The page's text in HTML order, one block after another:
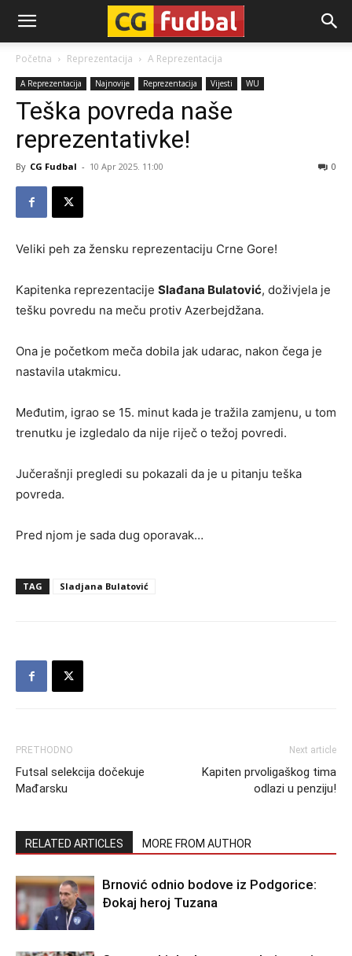
CG-
Fudbal
Početna Reprezentacija A Reprezentacija
A Reprezentacija Najnovije Reprezentacija Vijesti WU
Teška povreda naše
reprezentativke!
By CG Fudbal - 10 Apr 2025. 11:00 0
Veliki peh za žensku reprezentaciju Crne Gore!
Kapitenka reprezentacije Slađana Bulatović, doživjela je
tešku povredu na meču protiv Azerbejdžana.
Ona je početkom meča dobila jak udarac, nakon čega je
nastavila utakmicu.
Međutim, igrao se 15. minut kada je tražila zamjenu, u tom
trenutku je izgledalo da nije riječ o težoj povredi.
Jučerašnji pregledi su pokazali da je u pitanju teška
povreda.
Pred njom je sada dug oporavak…
TAG Sladjana Bulatović
PRETHODNO
Futsal selekcija dočekuje
Mađarsku
Next article
Kapiten prvoligaškog tima
odlazi u penziju!
RELATED ARTICLES MORE FROM AUTHOR
Brnović odnio bodove iz Podgorice:
Đokaj heroj Tuzana